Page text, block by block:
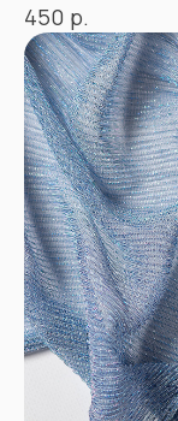
450 р.